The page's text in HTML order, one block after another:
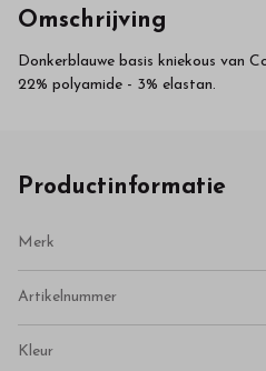
Omschrijving
Donkerblauwe basis kniekous van
22% polyamide - 3% elastan.
Productinformatie
Merk
Artikelnummer
Kleur